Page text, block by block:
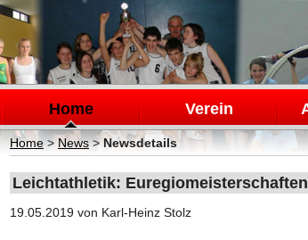
Navigation
überspringen
Home Verein
Home> News>Newsdetails
Leichtathletik:
19.05.2019 von Karl-Heinz Stolz